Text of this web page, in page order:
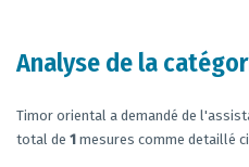
Analyse de la
Timor oriental a demandé de
total de 1 mesures comme detaillé